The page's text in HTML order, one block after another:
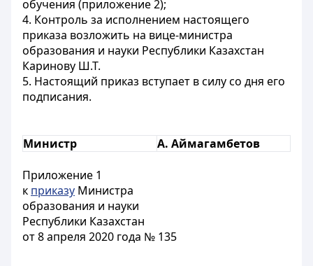
обучения (приложение 2);
4. Контроль за исполнением настоящего
приказа возложить на вице-министра
образования и науки Республики Казахстан
Каринову Ш.Т.
5. Настоящий приказ вступает в силу со дня его
подписания.
Министр А. Аймагамбетов
Приложение 1
к приказу Министра
образования и науки
Республики Казахстан
от 8 апреля 2020 года № 135